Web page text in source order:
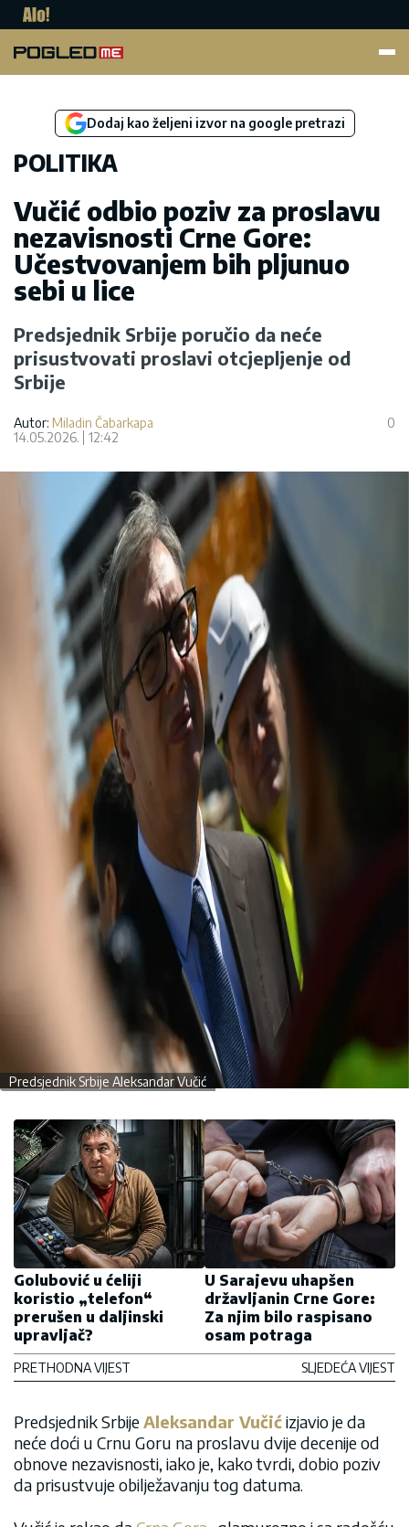
Dodaj kao željeni izvor na google pretrazi
POLITIKA
Vučić odbio poziv za proslavu
nezavisnosti Crne Gore:
Učestvovanjem bih pljunuo
sebi u lice
Predsjednik Srbije poručio da neće
prisustvovati proslavi otcjepljenje od
Srbije
Autor: Miladin Čabarkapa
14.05.2026.
12:42
0
Predsjednik Srbije Aleksandar Vučić
Golubović u ćeliji
koristio „telefon“
prerušen u daljinski
upravljač?
PRETHODNA VIJEST
U Sarajevu uhapšen
državljanin Crne Gore:
Za njim bilo raspisano
osam potraga
SLJEDEĆA VIJEST
Predsjednik SrbijeAleksandar Vučićizjavio je da
neće doći u Crnu Goru na proslavu dvije decenije od
obnove nezavisnosti, iako je, kako tvrdi, dobio poziv
da prisustvuje obilježavanju tog datuma.